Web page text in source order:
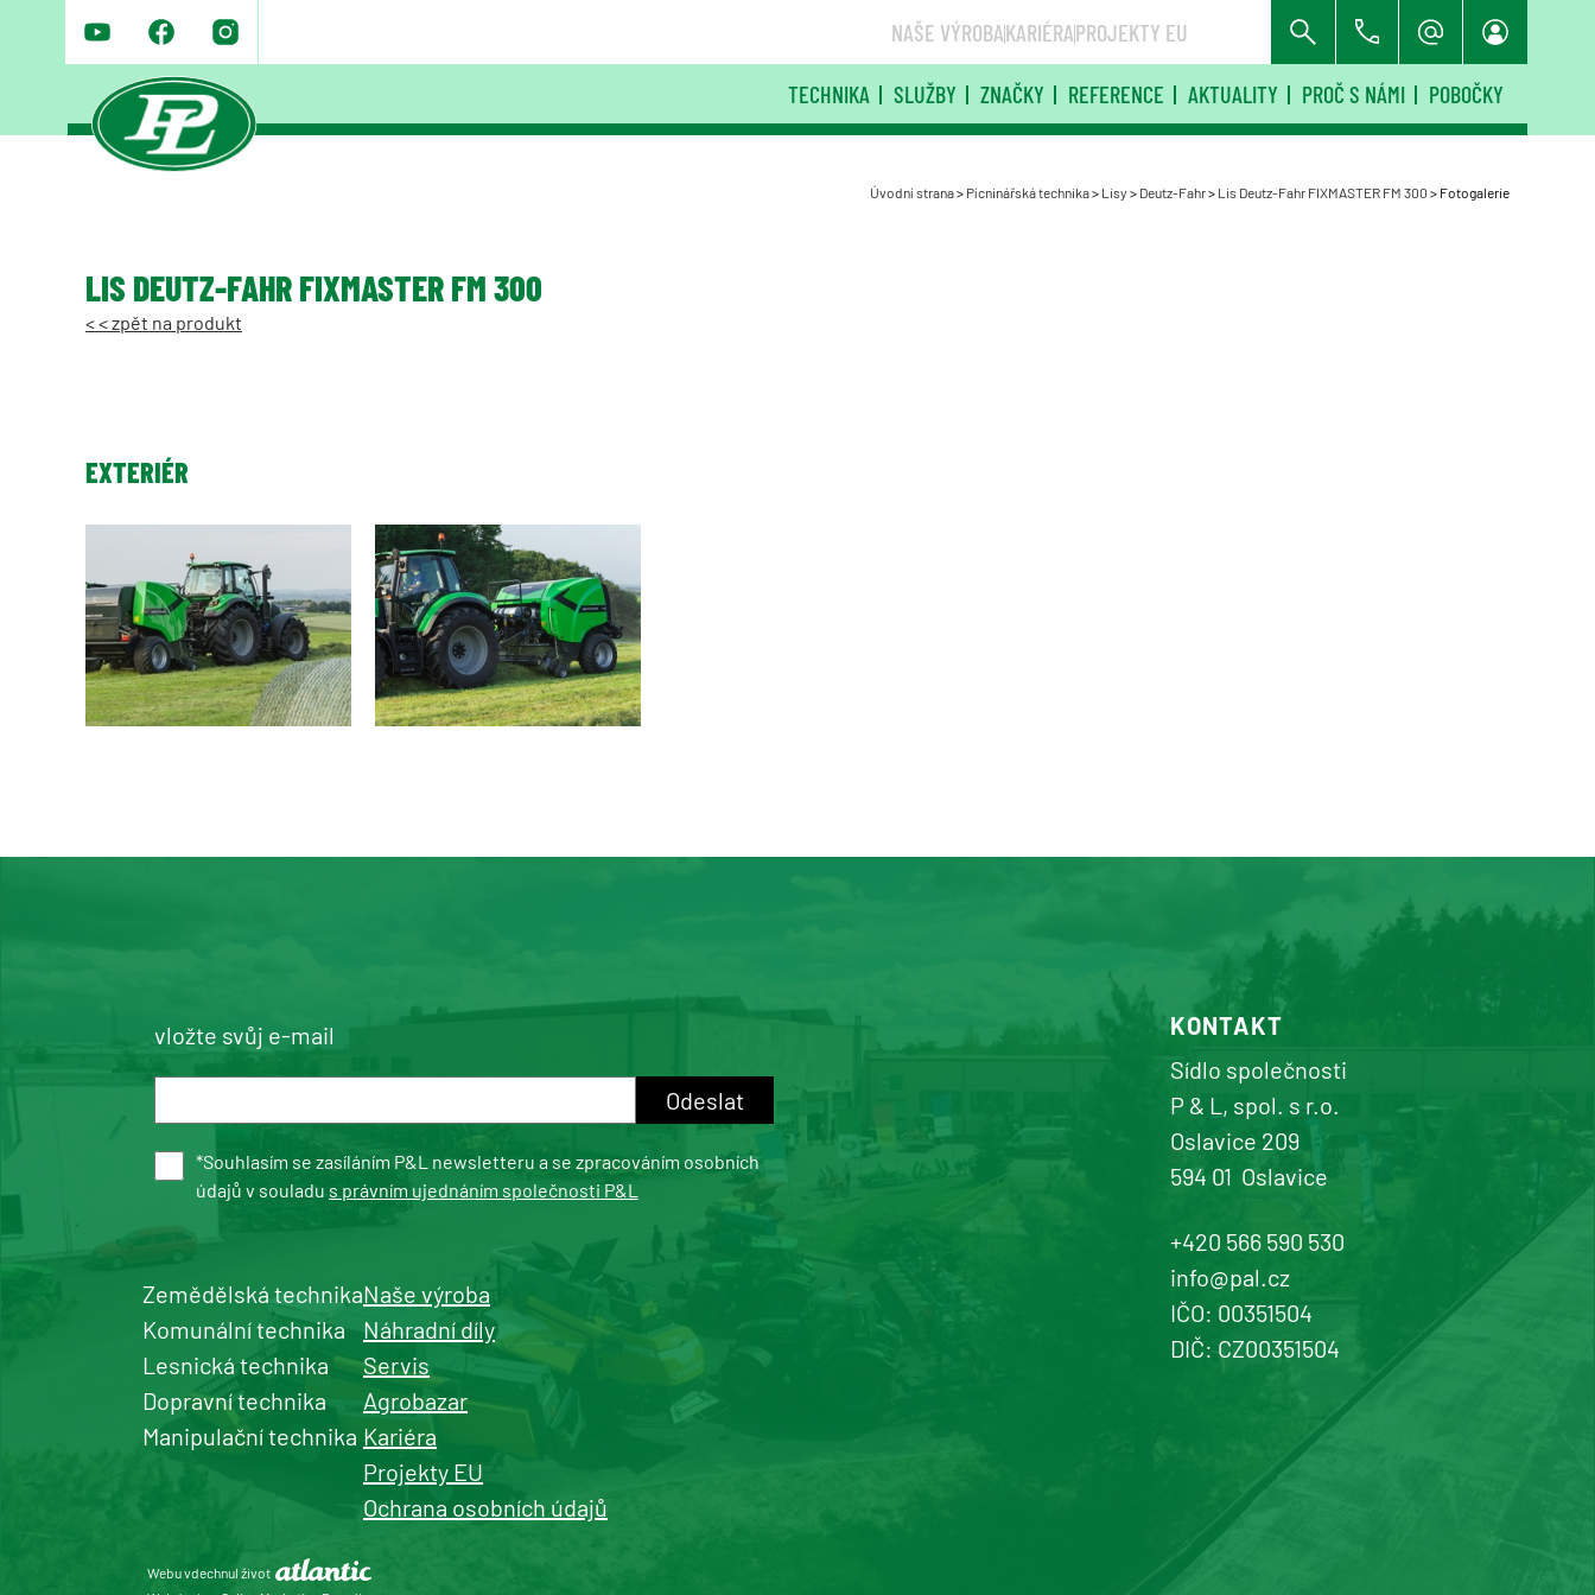
NAŠE VÝROBAKARIÉRAPROJEKTY EU
TECHNIKA SLUŽBY ZNAČKY REFERENCE AKTUALITY PROČ S NÁMI POBOČKY
Úvodní strana> Pícninářská technika> Lisy > Deutz-Fahr> Lis Deutz-Fahr FIXMASTER FM 300 > Fotogalerie
LIS DEUTZ-FAHR FIXMASTER FM 300
< < zpět na produkt
EXTERIÉR
KONTAKT
Sídlo společnosti
P & L, spol. s r.o.
Oslavice 209
594 01 Oslavice
+420 566 590 530
info@pal.cz
IČO: 00351504
DIČ: CZ00351504
vložte svůj e-mail
*Souhlasím se zasíláním P&L newsletteru a se zpracováním osobních
údajů v souladu s právním ujednáním společnosti P&L
Zemědělská technika
Komunální technika
Lesnická technika
Dopravní technika
Manipulační technika
Naše výroba
Náhradní díly
Servis
Agrobazar
Kariéra
Projekty EU
Ochrana osobních údajů
Webu vdechnul život